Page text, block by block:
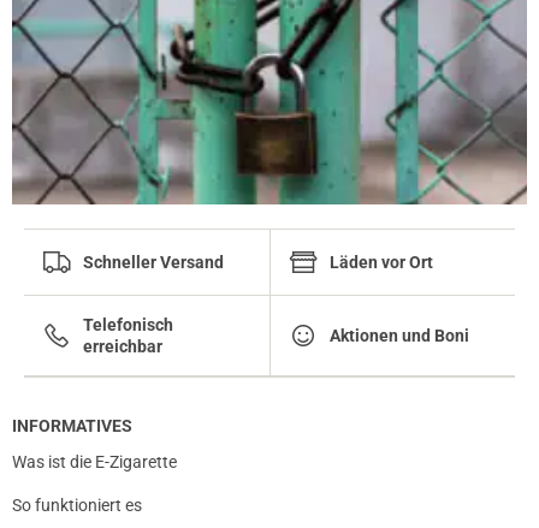
01.03.2024 — viaTrustedshops.de
Oliver H.
verifizierter Onlinekauf.
Die Bewertung erfolgte ohne Abgabe eines Kommentars
Schneller Versand Läden vor Ort
Telefonisch
erreichbar
Aktionen und Boni
INFORMATIVES
Was ist die E-Zigarette
So funktioniert es